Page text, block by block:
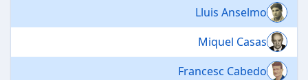
Lluis Anselmo
Miquel Casas
Francesc Cabedo